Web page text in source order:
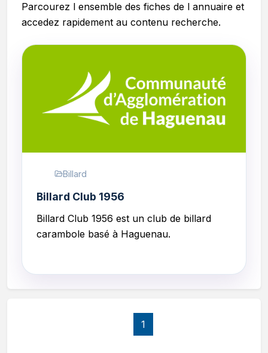
Parcourez l ensemble des fiches de l annuaire et
accedez rapidement au contenu recherche.
Billard
Billard Club 1956
Billard Club 1956 est un club de billard
carambole basé à Haguenau.
1